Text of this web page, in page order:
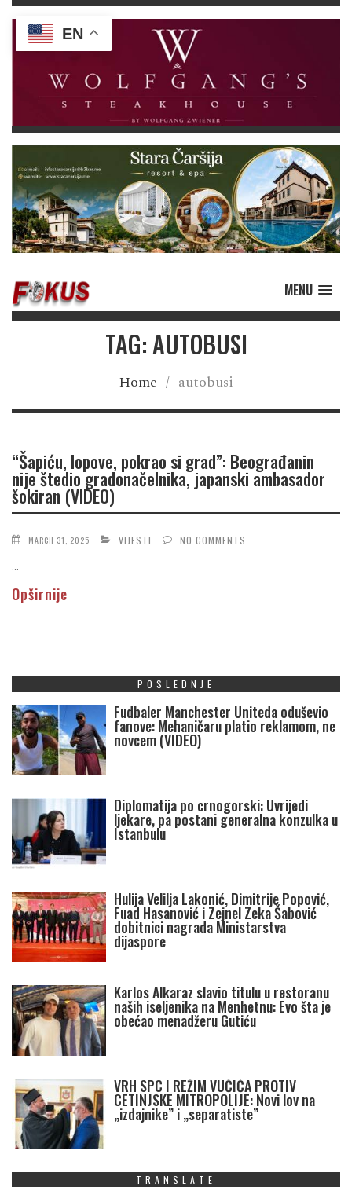
MENU
TAG: AUTOBUSI
Home / autobusi
“Šapiću, lopove, pokrao si grad”: Beograđanin
nije štedio gradonačelnika, japanski ambasador
šokiran (VIDEO)
MARCH 31, 2025 VIJESTI NO COMMENTS
...
Opširnije
POSLEDNJE
Fudbaler Manchester Uniteda oduševio
fanove: Mehaničaru platio reklamom, ne
novcem (VIDEO)
Diplomatija po crnogorski: Uvrijedi
ljekare, pa postani generalna konzulka u
Istanbulu
Hulija Velilja Lakonić, Dimitrije Popović,
Fuad Hasanović i Zejnel Zeka Šabović
dobitnici nagrada Ministarstva
dijaspore
Karlos Alkaraz slavio titulu u restoranu
naših iseljenika na Menhetnu: Evo šta je
obećao menadžeru Gutiću
VRH SPC I REŽIM VUČIĆA PROTIV
CETINJSKE MITROPOLIJE: Novi lov na
„izdajnike” i „separatiste”
TRANSLATE
EN